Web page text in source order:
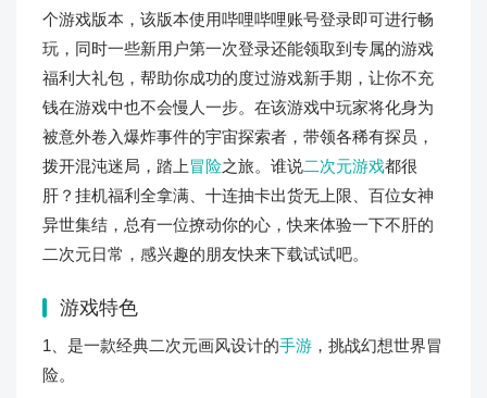
个游戏版本，该版本使用哔哩哔哩账号登录即可进行畅
玩，同时一些新用户第一次登录还能领取到专属的游戏
福利大礼包，帮助你成功的度过游戏新手期，让你不充
钱在游戏中也不会慢人一步。在该游戏中玩家将化身为
被意外卷入爆炸事件的宇宙探索者，带领各稀有探员，
拨开混沌迷局，踏上冒险之旅。谁说二次元游戏都很
肝？挂机福利全拿满、十连抽卡出货无上限、百位女神
异世集结，总有一位撩动你的心，快来体验一下不肝的
二次元日常，感兴趣的朋友快来下载试试吧。
游戏特色
1、是一款经典二次元画风设计的手游 ，挑战幻想世界冒
险。